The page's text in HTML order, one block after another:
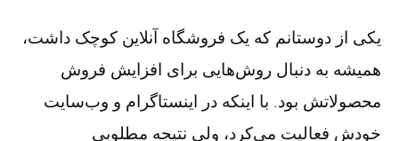
یکی از دوستانم که یک فروشگاه آنلاین کوچک داشت،
همیشه به دنبال روش‌هایی برای افزایش فروش
محصولاتش بود. با اینکه در اینستاگرام و وب‌سایت
خودش فعالیت می‌کرد، ولی نتیجه مطلوبی